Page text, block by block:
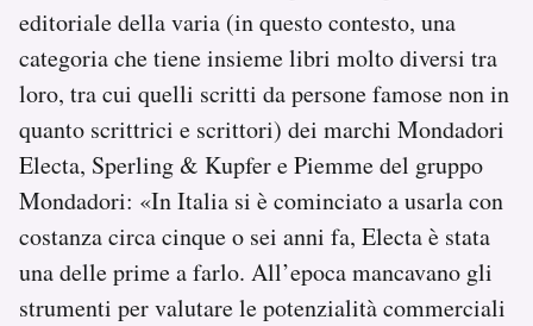
editoriale della varia (in questo contesto, una
categoria che tiene insieme libri molto diversi tra
loro, tra cui quelli scritti da persone famose non in
quanto scrittrici e scrittori) dei marchi Mondadori
Electa, Sperling & Kupfer e Piemme del gruppo
Mondadori: «In Italia si è cominciato a usarla con
costanza circa cinque o sei anni fa, Electa è stata
una delle prime a farlo. All’epoca mancavano gli
strumenti per valutare le potenzialità commerciali